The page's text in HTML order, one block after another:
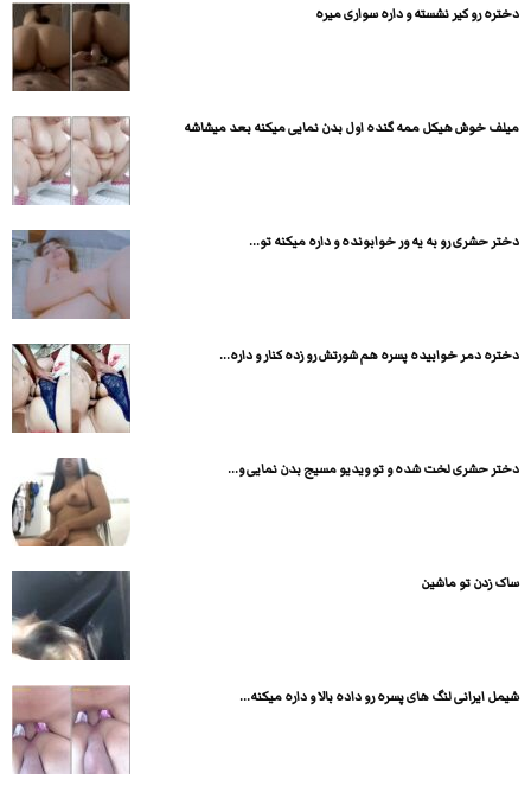
دختره رو کیر نشسته و داره سواری میره
میلف خوش هیکل ممه گنده اول بدن نمایی میکنه بعد میشاشه
دختر حشری رو به یه ور خوابونده و داره میکنه تو...
دختره دمر خوابیده پسره هم شورتش رو زده کنار و داره...
دختر حشری لخت شده و تو ویدیو مسیج بدن نمایی و...
ساک زدن تو ماشین
شیمل ایرانی لنگ های پسره رو داده بالا و داره میکنه...